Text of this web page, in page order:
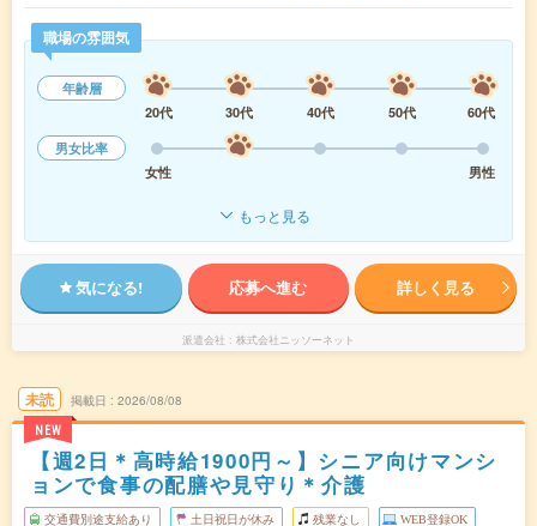
職場の雰囲気
年齢層
20代
30代 40代 50代
60代
男女比率
女性
男性
もっと見る
気になる! 応募へ進む 詳しく見る
派遣会社 株式会社ニッソーネット
未読
NEW
掲載日 2026/08/08
【週2日＊高時給1900円～】シニア向けマンシ
ョンで食事の配膳や見守り＊介護
交通費別途支給あり 土日祝日が休み 残業なし WEB登録OK